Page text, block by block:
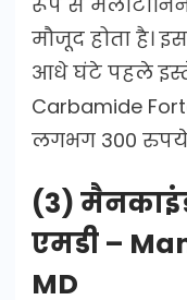
मौजूद होता है।
आधे घंटे पहले
Carbamide
लगभग 300 रुपये
(3)
एमडी –
MD